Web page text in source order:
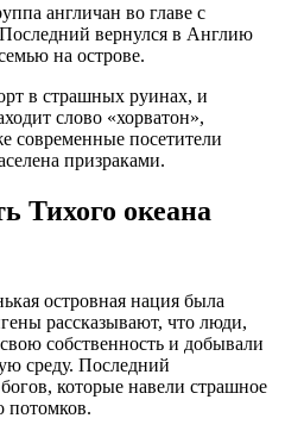
англичан во главе с
вернулся в Англию
на острове.
в страшных руинах, и
слово «хорватон»,
современные посетители
призраками.
Тихого океана
островная нация была
рассказывают, что люди,
собственность и добывали
среду. Последний
которые навели страшное
потомков.